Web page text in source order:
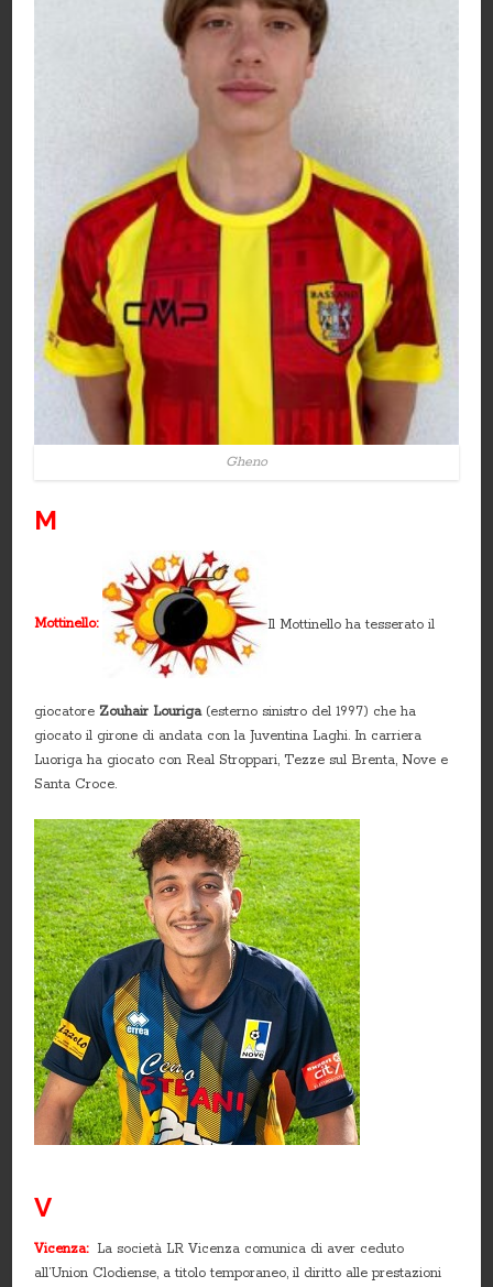
Gheno
M
Mottinello: Il Mottinello ha tesserato il
giocatore Zouhair Louriga(esterno sinistro del 1997) che ha
giocato il girone di andata con la Juventina Laghi. In carriera
Luoriga ha giocato con Real Stroppari, Tezze sul Brenta, Nove e
Santa Croce.
V
Vicenza: La società LR Vicenza comunica di aver ceduto
all’Union Clodiense, a titolo temporaneo, il diritto alle prestazioni